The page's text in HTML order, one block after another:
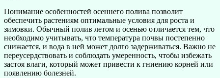
Понимание особенностей осеннего полива позволит
обеспечить растениям оптимальные условия для роста и
зимовки. Обычный полив летом и осенью отличается тем, что
необходимо учитывать, что температура почвы постепенно
снижается, и вода в ней может долго задерживаться. Важно не
переусердствовать и соблюдать умеренность, чтобы избежать
застоя влаги, который может привести к гниению корней или
появлению болезней.